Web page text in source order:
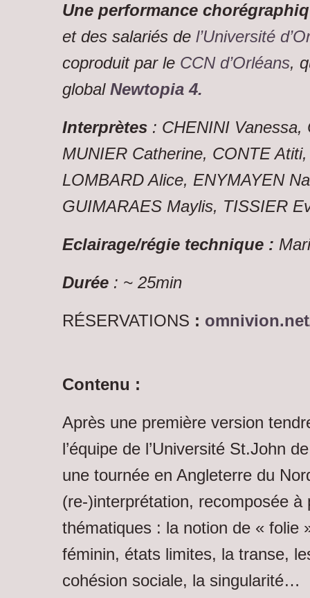
Une performance
et des salariés de l’Université
coproduit par le CCN d’Orléans,
global Newtopia 4.
Interprètes : CHENINI Vanessa,
MUNIER Catherine, CONTE
LOMBARD Alice, ENYMAYEN
GUIMARAES Maylis, TISSIER
Eclairage/régie technique :
Durée : ~ 25min
RÉSERVATIONS :
Contenu :
Après une première version
l’équipe de l’Université St.John
une tournée en Angleterre du
(re-)interprétation, recomposée à
thématiques : la notion de « folie
féminin, états limites, la transe,
cohésion sociale, la singularité…